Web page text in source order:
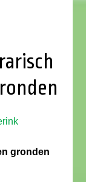
gronden